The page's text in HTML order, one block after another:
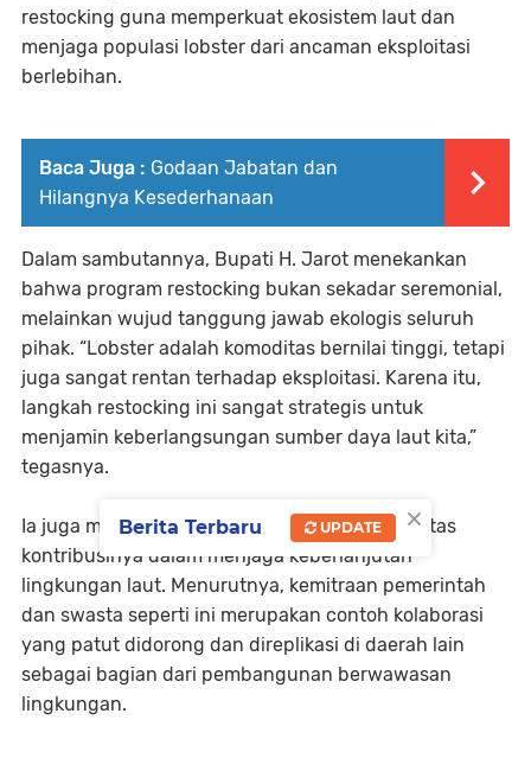
restocking guna memperkuat ekosistem laut dan
menjaga populasi lobster dari ancaman eksploitasi
berlebihan.
Baca Juga : Godaan Jabatan dan
Hilangnya Kesederhanaan
Dalam sambutannya, Bupati H. Jarot menekankan
bahwa program restocking bukan sekadar seremonial,
melainkan wujud tanggung jawab ekologis seluruh
pihak. “Lobster adalah komoditas bernilai tinggi, tetapi
juga sangat rentan terhadap eksploitasi. Karena itu,
langkah restocking ini sangat strategis untuk
menjamin keberlangsungan sumber daya laut kita,”
tegasnya.
Ia juga memberikan apresiasi kepada PT PMI atas
kontribusinya dalam menjaga keberlanjutan
lingkungan laut. Menurutnya, kemitraan pemerintah
dan swasta seperti ini merupakan contoh kolaborasi
yang patut didorong dan direplikasi di daerah lain
sebagai bagian dari pembangunan berwawasan
lingkungan.
×
Berita Terbaru UPDATE